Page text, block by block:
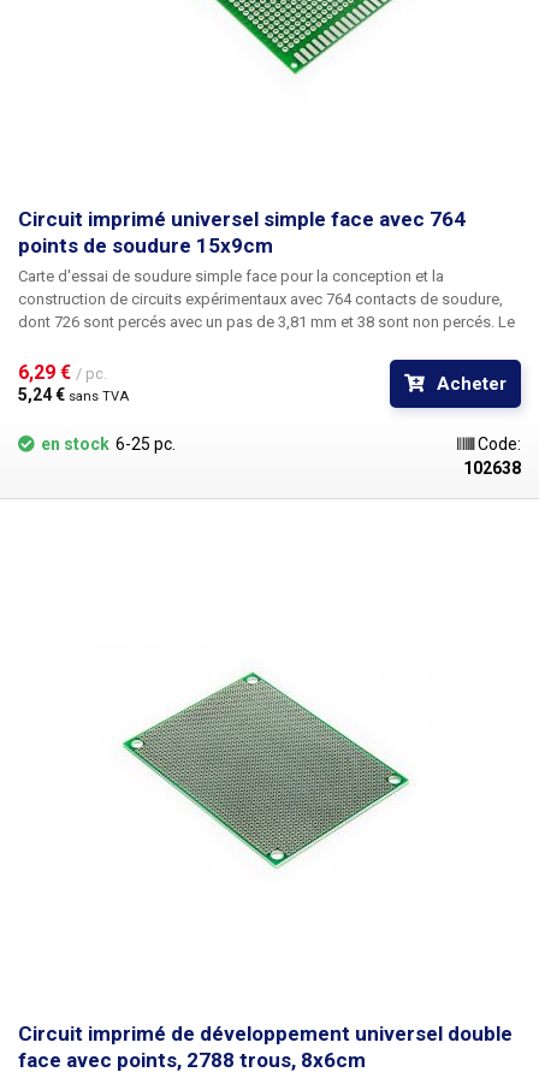
Circuit imprimé universel simple face avec 764
points de soudure 15x9cm
Carte d'essai de soudure simple face pour la conception et la
construction de circuits expérimentaux avec 764 contacts de soudure,
dont 726 sont percés avec un pas de 3,81 mm et 38 sont non percés. Le
percé en cuprextite offre une option simple, peu coûteuse et surtout
rapide pour la création de circuits imprimés sans qu'il soit nécessaire de
procéder à une conception, une gravure et un perçage complexes. Il
suffit de placer les composants sur le circuit imprimé pré-percé, de les
souder et de créer un chemin d'étain entre eux en connectant les points
cette solution offre une plus grande stabilité et une plus grande fiabilité.
6,29 € / pc.
5,24 € sans TVA
Acheter
en stock 6-25 pc.
Code:
102638
Circuit imprimé de développement universel double
face avec points, 2788 trous, 8x6cm